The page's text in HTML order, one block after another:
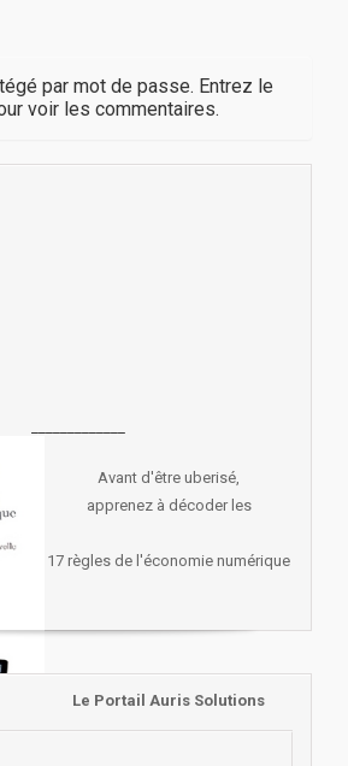
par mot de passe. Entrez le
voir les commentaires.
Avant d'être uberisé,
apprenez à décoder les
17 règles de l'économie numérique
Le Portail Auris Solutions